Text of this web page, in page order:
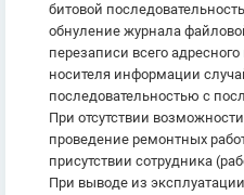
битовой
обнуление журнала
перезаписи всего
носителя информации
последовательностью с
При отсутствии
проведение ремонтных
присутствии сотрудника
При выводе из